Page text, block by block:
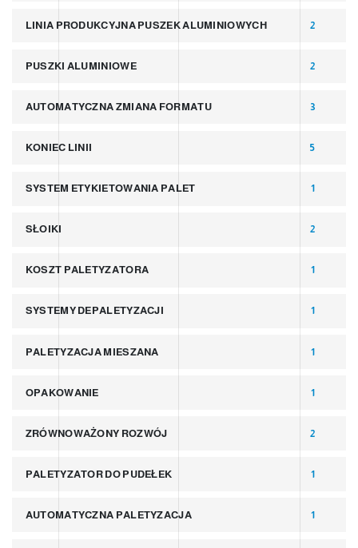
LINIA PRODUKCYJNA PUSZEK ALUMINIOWYCH 2
PUSZKI ALUMINIOWE 2
AUTOMATYCZNA ZMIANA FORMATU 3
KONIEC LINII 5
SYSTEM ETYKIETOWANIA PALET 1
SŁOIKI 2
KOSZT PALETYZATORA 1
SYSTEMY DEPALETYZACJI 1
PALETYZACJA MIESZANA 1
OPAKOWANIE 1
ZRÓWNOWAŻONY ROZWÓJ 2
PALETYZATOR DO PUDEŁEK 1
AUTOMATYCZNA PALETYZACJA 1